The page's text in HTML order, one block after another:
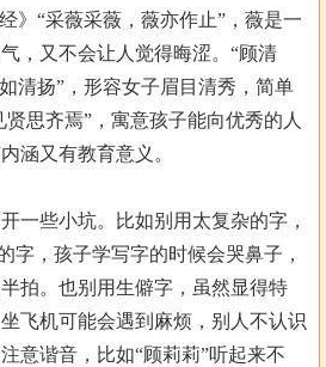
》“采薇采薇，薇亦作止”，薇是一
，又不会让人觉得晦涩。“顾清
清扬”，形容女子眉目清秀，简单
贤思齐焉”，寓意孩子能向优秀的人
涵又有教育意义。
一些小坑。比如别用太复杂的字，
字，孩子学写字的时候会哭鼻子，
拍。也别用生僻字，虽然显得特
飞机可能会遇到麻烦，别人不认识
意谐音，比如“顾莉莉”听起来不